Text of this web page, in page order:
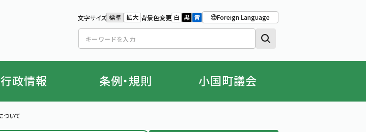
行政情報 条例・規則 小国町議会
文字サイズ 標準
文字の大きさをもとの大きさに戻す
拡大
文字を大きくする
背景色変更 白
背景色の変更：白
黒
背景色の変更：黒
青
背景色の変更：青
Foreign Language
ついて